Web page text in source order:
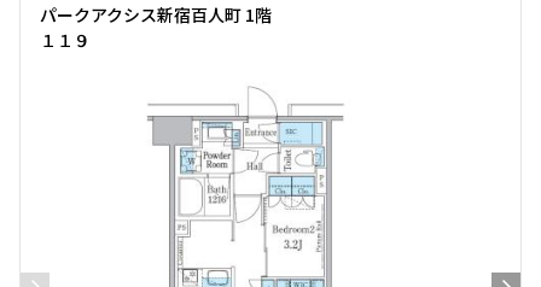
パークアクシス新宿百人町 1階
１１９